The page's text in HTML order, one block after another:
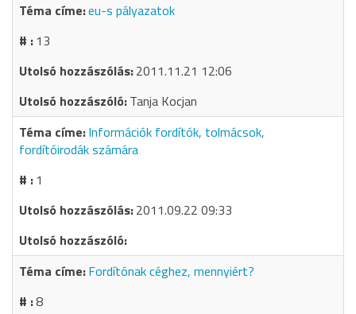
eu-s pályazatok
13
2011.11.21 12:06
Tanja Kocjan
Információk fordítók, tolmácsok,
fordítóirodák számára
1
2011.09.22 09:33
Fordítónak céghez, mennyiért?
8